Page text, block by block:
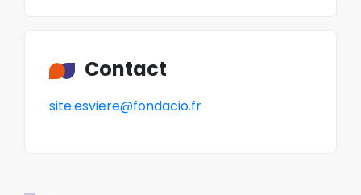
Contact
site.esviere@fondacio.fr